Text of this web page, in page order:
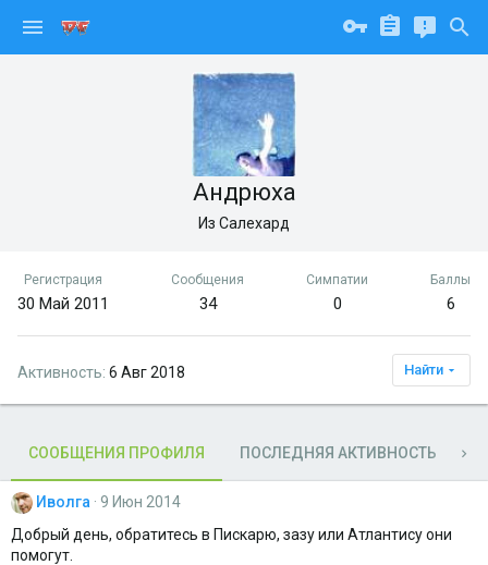
Андрюха
Из Салехард
Регистрация
30 Май 2011
Сообщения
34
Симпатии
0
Баллы
6
Активность 6 Авг 2018 Найти
СООБЩЕНИЯ ПРОФИЛЯ ПОСЛЕДНЯЯ АКТИВНОСТЬ
Иволга
9 Июн 2014
Добрый день, обратитесь в Пискарю, зазу или Атлантису они
помогут.